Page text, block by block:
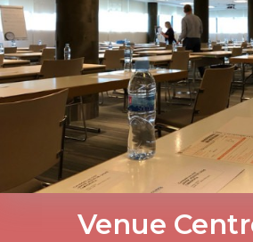
Venue